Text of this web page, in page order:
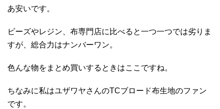
あ安いです。
ビーズやレジン、布専門店に比べると一つ一つでは劣りま
すが、総合力はナンバーワン。
色んな物をまとめ買いするときはここですね。
ちなみに私はユザワヤさんのTCブロード布生地のファン
です。